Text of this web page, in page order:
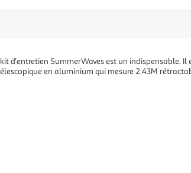
d'entretien SummerWaves est un indispensable.
en aluminium qui mesure 2.43M